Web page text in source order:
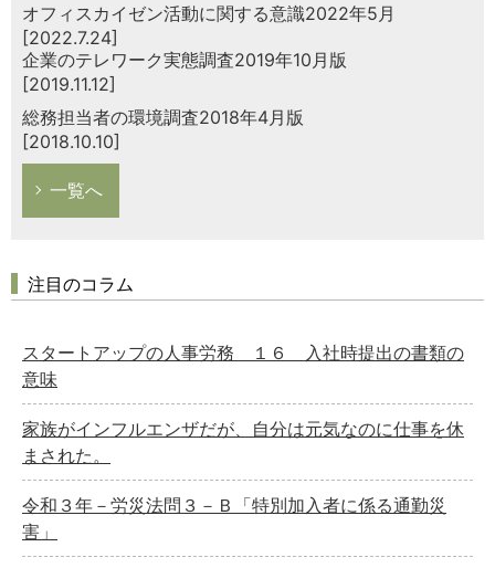
オフィスカイゼン活動に関する意識2022年5月
[2022.7.24]
企業のテレワーク実態調査2019年10月版
[2019.11.12]
総務担当者の環境調査2018年4月版
[2018.10.10]
一覧へ
注目のコラム
スタートアップの人事労務 １６ 入社時提出の書類の
意味
家族がインフルエンザだが、自分は元気なのに仕事を休
まされた。
令和３年－労災法問３－Ｂ「特別加入者に係る通勤災
害」